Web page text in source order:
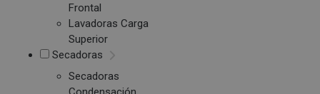
Frontal
Lavadoras Carga
Superior
Secadoras
Secadoras